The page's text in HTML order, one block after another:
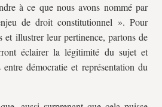
à ce que nous avons nommé par
de droit constitutionnel ». Pour
et illustrer leur pertinence, partons de
éclairer la légitimité du sujet et
démocratie et représentation du